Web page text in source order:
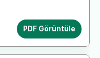
PDF Görüntüle